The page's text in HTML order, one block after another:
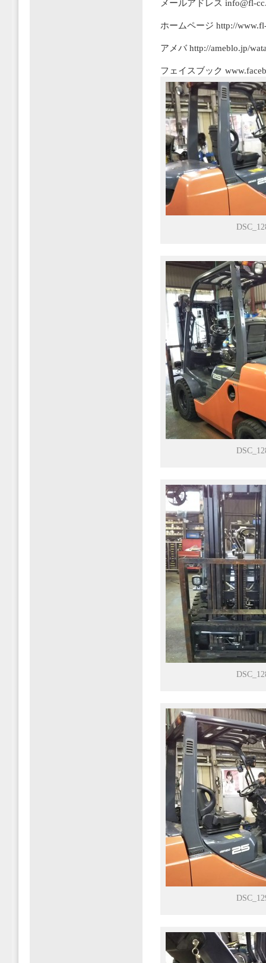
メールアドレス info@fl-
ホームページ http://
アメバ http://ameblo.jp/
フェイスブック